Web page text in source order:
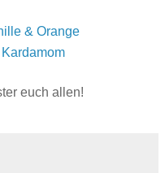
& Orange
euch allen!